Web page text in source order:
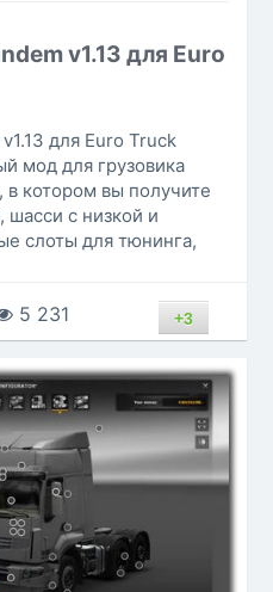
v1.13 для Euro
для Euro Truck
мод для грузовика
в котором вы получите
с низкой и
слоты для тюнинга,
5 231 +3